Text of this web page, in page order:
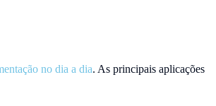
no dia a dia. As principais aplicações